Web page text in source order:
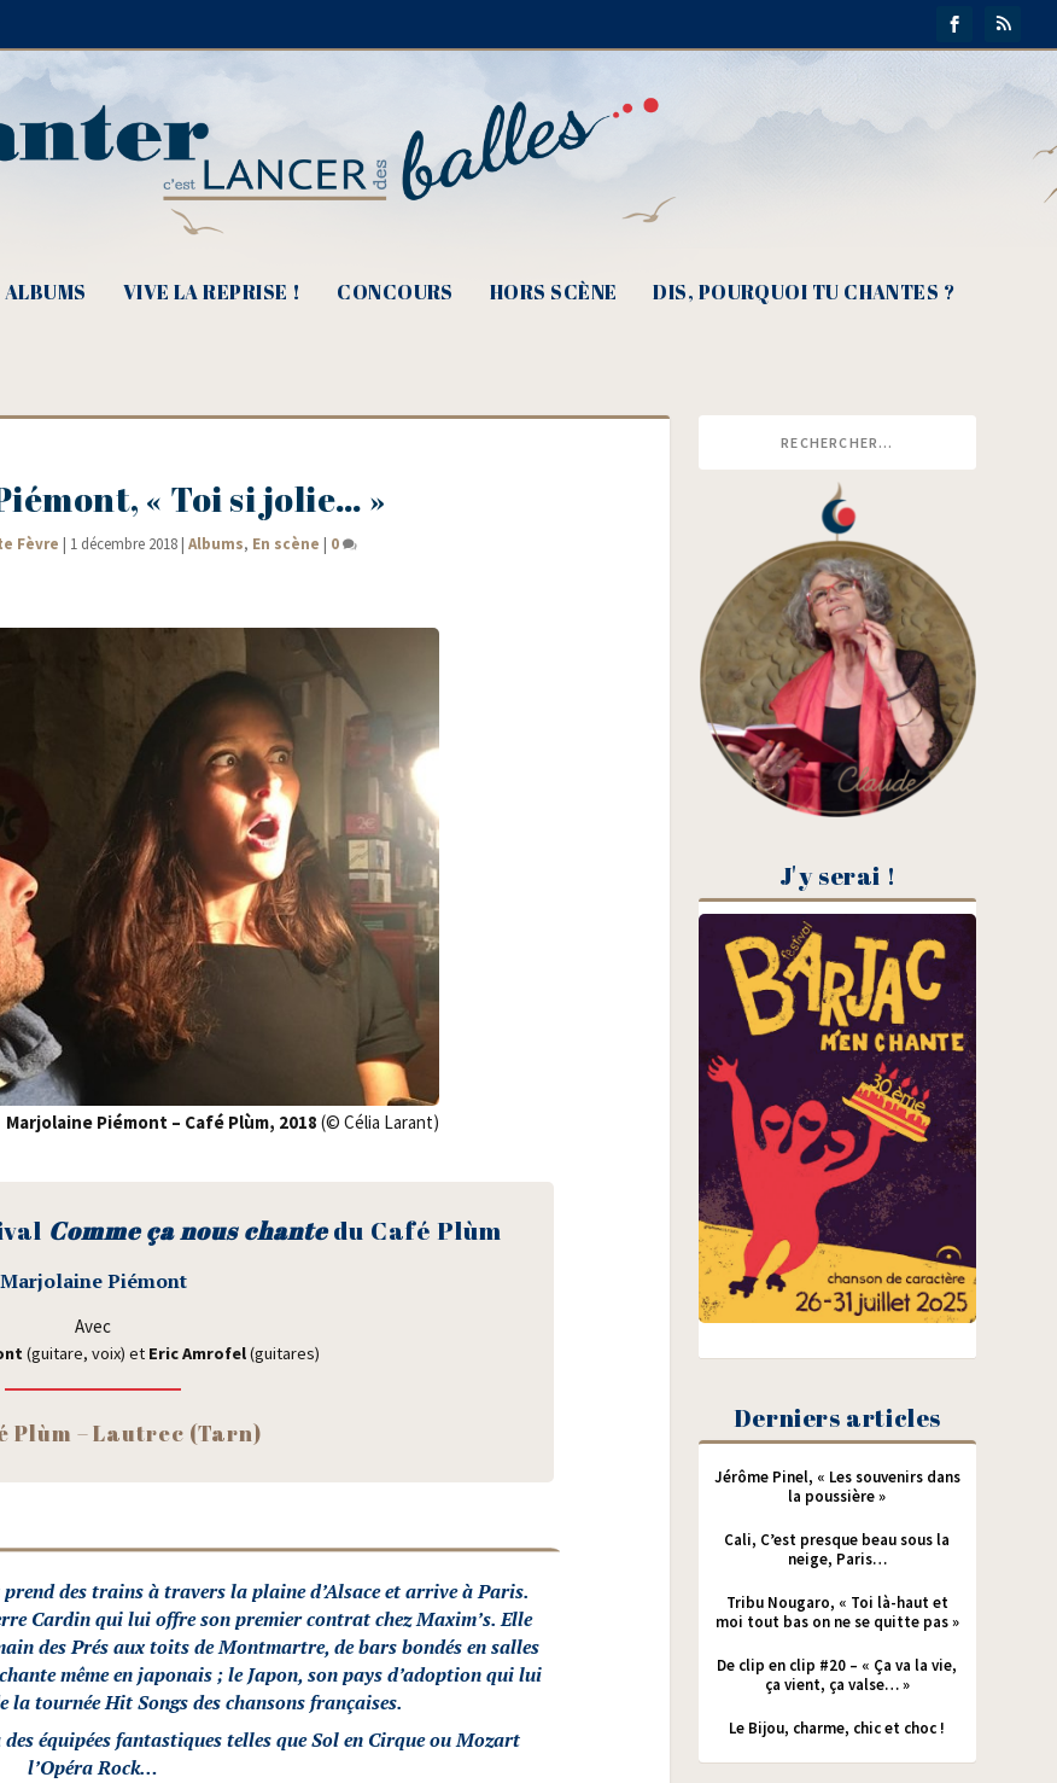
ALBUMS VIVE LA REPRISE ! CONCOURS HORS SCÈNE DIS, POURQUOI TU CHANTES ?
« Toi si jolie… »
Fèvre | 1 décembre 2018 |Albums, En scène | 0
Mar­jo­laine Pié­mont – Café Plùm, 2018 (© Célia Larant)
Comme ça nous chantedu Café Plùm
Mar­jo­laine Piémont
Avec
(gui­tare, voix) et EricAmro­fel(gui­tares)
Plùm – Lau­trec (Tarn)
des trains à tra­vers la plaine d’Alsace et arrive à Paris.
Car­din qui lui offre son pre­mier contrat chez Maxim’s. Elle
des Prés aux toits de Mont­martre, de bars bon­dés en salles
même en japo­nais ; le Japon, son pays d’adoption qui lui
la tour­née Hit Songs des chan­sons françaises.
équi­pées fan­tas­tiques telles que Sol en Cirque ou Mozart
l’Opéra Rock…
J'y serai !
Derniers articles
Jérôme Pinel, « Les souvenirs dans
la poussière »
Cali, C’est presque beau sous la
neige, Paris…
Tribu Nougaro, « Toi là-haut et
moi tout bas on ne se quitte pas »
De clip en clip #20 – « Ça va la vie,
ça vient, ça valse… »
Le Bijou, charme, chic et choc !